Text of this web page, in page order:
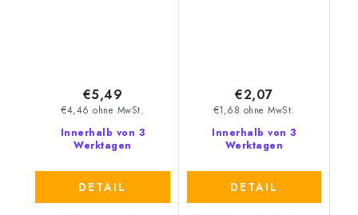
Innerhalb von 3
Werktagen
€4,46 ohne MwSt.
€5,49
DETAIL
Innerhalb von 3
Werktagen
€1,68 ohne MwSt.
€2,07
DETAIL